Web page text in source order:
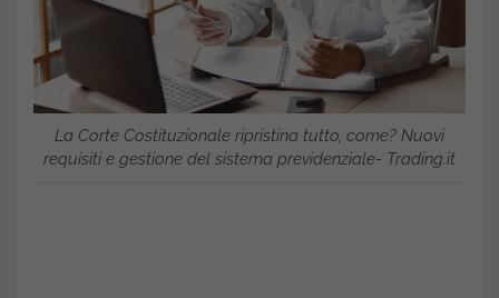
La Corte Costituzionale ripristina tutto, come? Nuovi
requisiti e gestione del sistema previdenziale- Trading.it